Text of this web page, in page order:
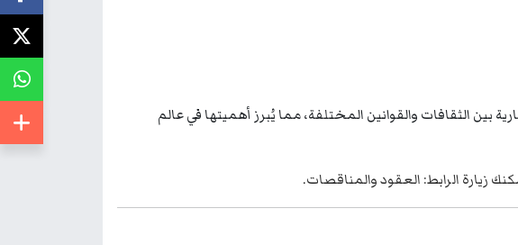
بين الثقافات والقوانين المختلفة، مما يُبرز أهميتها في عالم
زيارة الرابط: العقود والمناقصات.